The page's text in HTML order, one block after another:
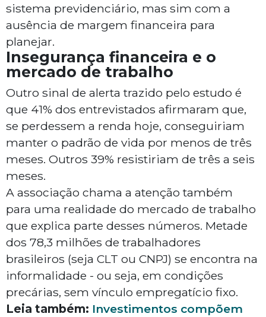
sistema previdenciário, mas sim com a
ausência de margem financeira para
planejar.
Insegurança financeira e o
mercado de trabalho
Outro sinal de alerta trazido pelo estudo é
que 41% dos entrevistados afirmaram que,
se perdessem a renda hoje, conseguiriam
manter o padrão de vida por menos de três
meses. Outros 39% resistiriam de três a seis
meses.
A associação chama a atenção também
para uma realidade do mercado de trabalho
que explica parte desses números. Metade
dos 78,3 milhões de trabalhadores
brasileiros (seja CLT ou CNPJ) se encontra na
informalidade - ou seja, em condições
precárias, sem vínculo empregatício fixo.
Leia também: Investimentos compõem